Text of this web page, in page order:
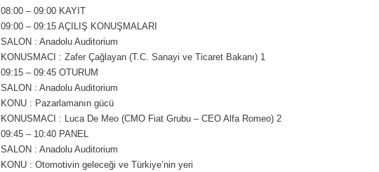
08:00 – 09:00 KAYIT
09:00 – 09:15 AÇILIŞ KONUŞMALARI
SALON : Anadolu Auditorium
KONUSMACI : Zafer Çağlayan (T.C. Sanayi ve Ticaret Bakanı) 1
09:15 – 09:45 OTURUM
SALON : Anadolu Auditorium
KONU : Pazarlamanın gücü
KONUSMACI : Luca De Meo (CMO Fiat Grubu – CEO Alfa Romeo) 2
09:45 – 10:40 PANEL
SALON : Anadolu Auditorium
KONU : Otomotivin geleceği ve Türkiye’nin yeri